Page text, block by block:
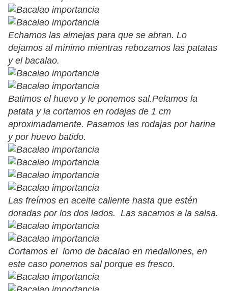
Echamos las almejas para que se abran. Lo
dejamos al mínimo mientras rebozamos las patatas
y el bacalao.
Batimos el huevo y le ponemos sal.Pelamos la
patata y la cortamos en rodajas de 1 cm
aproximadamente. Pasamos las rodajas por harina
y por huevo batido.
Las freímos en aceite caliente hasta que estén
doradas por los dos lados. Las sacamos a la salsa.
Cortamos el lomo de bacalao en medallones, en
este caso ponemos sal porque es fresco.